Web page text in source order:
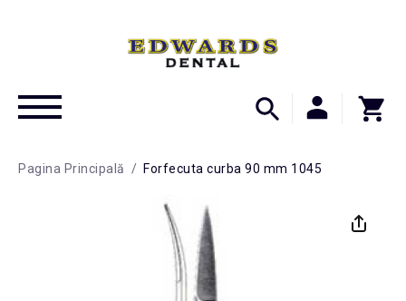
Pagina Principală / Forfecuta curba 90 mm 1045